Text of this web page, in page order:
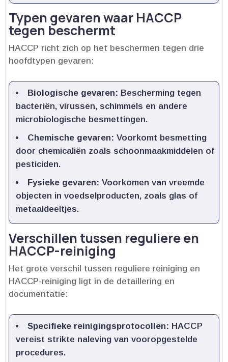
Typen gevaren waar HACCP
tegen beschermt
HACCP richt zich op het beschermen tegen drie
hoofdtypen gevaren:
Biologische gevaren: Bescherming tegen
bacteriën, virussen, schimmels en andere
microbiologische besmettingen.​
Chemische gevaren: Voorkomt besmetting
door chemicaliën zoals schoonmaakmiddelen of
pesticiden.​
Fysieke gevaren: Voorkomen van vreemde
objecten in voedselproducten, zoals glas of
metaaldeeltjes.​
Verschillen tussen reguliere en
HACCP-reiniging
Het grote verschil tussen reguliere reiniging en
HACCP-reiniging ligt in de detaillering en
documentatie:
Specifieke reinigingsprotocollen: HACCP
vereist strikte naleving van vooropgestelde
procedures.​